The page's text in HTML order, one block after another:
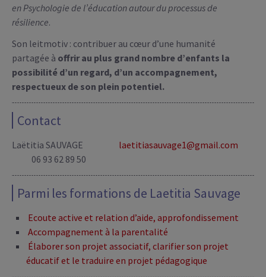
en Psychologie de l’éducation autour du processus de
résilience.
Son leitmotiv : contribuer au cœur d’une humanité
partagée à offrir au plus grand nombre d’enfants la
possibilité d’un regard, d’un accompagnement,
respectueux de son plein potentiel.
Contact
Laëtitia SAUVAGE
laetitiasauvage1@gmail.com
06 93 62 89 50
Parmi les formations de Laetitia Sauvage
Ecoute active et relation d’aide, approfondissement
Accompagnement à la parentalité
Élaborer son projet associatif, clarifier son projet
éducatif et le traduire en projet pédagogique